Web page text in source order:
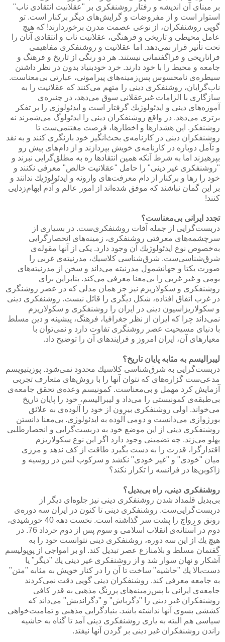
بر مبنای آن اندیشه و رفتار روشنفكری بر "عقلانیت انتقادی ناب"
استوار است و از مفروضات و گرایش‌های دیگر بركنار است. تو
گویی روشنفكران، از نوعی عصمت مدرن برخوردارند! كه هیچ
عامل محیطی و تاریخی و فرهنگی، عقلانیت ناب و انتقادی آنان را
تحت تأثیر قرار نمی‌دهد. اما عقلانیت و روشنفكری مفاهیمی
فراتاریخی و فراگفتمانی نیستند. هر دو رنگی از تاریخ و فرهنگ و
جامعه و محیط را با خود دارند. خرد خودبنیاد بدون در نظر داشتن
سیطره‌ی نامحسوس پس‌زمینه‌های پیرامونی، عبارتی بی‌معناست.
ناب‌گرایان، روشنفكری دینی را متهم می‌كنند كه عقلانیت را به
سازگاری با الزامات غیرعقلانی سوق می‌دهد، در چنبره‌ی
آموزه‌های دینی و ایدئولوژیك گرفتار است و ایدئولوژی را بر تفكر
برتری می‌دهد. در واقع روشنفكران دینی را ایدئولوگ می‌شمرند نه
روشنفكر. این هشدارها و اخطارها، فرصت مغتنمی‌ست تا
روشنفكران دینی در كارنامه‌ی بحث‌انگیز خود بازنگری كنند و به نقد
و تآمل دوباره در كارنامه‌ی خویش بپردازند و از دام‌های پیش رو
بپرهیزند اما به شرط آنكه همین انتقادها ره به مطلق‌گرایی نبرند و
"روشنفكری غیر دینی" را حامل "عقلانیت خالص" معرفی نكنند و
خود را رها و بركنار از دام معرفت‌های وارونه و ایدئولوژیك ندانند و
بر این گمان نباشند كه موفق شده‌اند از امور عالم و آدم ابهام‌زدایی
كنند!
تجدد ایرانی بی‌معناست؟
دربست‌گرایی از جمله آفات روشنفكری‌ست. در بسیاری از
سرچشمه‌های معرفتی روشنفكری، زمینه‌های انحصارگرایی
به‌خصوص نوع ایدئولوژیك آن وجود دارد. یكی از آنها مقوله‌ی
شرق‌شناسی‌ست. شرق‌شناسی كلاسیك، مدرنیته‌ی غربی را
صورت یكتا و جهانشمول مدرنیته می‌داند و سخن از مدرنیته‌های
بومی و غیر غربی را بی‌معنا معرفی می‌كند. بنابراین برای
روشنفكری و سكولاریزم نیز جز همان مدلی كه در عصر روشنگری
در غرب اتفاق افتاده، شكل دیگری را قائل نیست. روشنفكری دینی
و سكولاریزاسیون دینی در ایران را روشنفكری و سكولاریزم
نمی‌داند چرا كه ایران از نظر جغرافیا، فرهنگ، پیشینه و دین مسلط
با دنیای مسیحیت عصر روشنگری تفاوت دارد و نمی‌توان با
معیارهای آن، ایران امروز و فرایندهای آن را توضیح داد.
لیبرالیسم به مثابه پایان تاریخ؟
دربست‌گرایی به شرق‌شناسی كلاسیك محدود نمی‌شود. پوزیتیویسم
مدعی‌ست گزاره‌های كه نتوان آنها را با روش‌های متعارف تجربی
آزمایش كرد مهمل و بی‌معناست. كمونیسم وعده‌ی تحقق جامعه‌ی
بی‌طبقه‌ی كمونیستی را می‌داد و لیبرالیسم، خود را پایان تاریخ
می‌خواند. اولی روشنفكری بیرون از خود را آلوده‌ی به علائق
بورژوازی می‌دانست و دومی آلوده به ایدئولوژی. بی‌معنا دانستن
روشنفكری دینی از این موضع خود به دربست‌گرایی و انحصارطلبی
پهلو می‌زند. چه تضمینی وجود دارد اگر این نوع سكولاریزم
اقتدارگرا، قدرت را به دست بگیرد طاقت از كف ندهد و مرزی
میان "خودی" و "غیر خودی" نكشد و سركوب لنین در روسیه و
ژاكوبن‌ها در فرانسه را تكرار نكند؟
روشنفكری دینی، راه بی‌بدیل؟
بی‌بدیل قلمداد شدن روشنفكری دینی نیز جلوه‌ای دیگر از
دربست‌گرایی‌ست. روشنفكری دینی تا كنون در ایران سه دوره‌ی
رونق و رواج را پشت سر گذاشته است. نخست دهه 40 خورشیدی،
دوم در آستانه‌ی انقلاب اسلامی و سوم پس از دوم خرداد 76. در
هیچ یك از این سه دوره، روشنفكری دینی نتوانست خود را به
گفتمان مسلط و بلامنازع عصر تبدیل كند. او بر امواجی از پوپولیسم
آشكار و نهان سوار شد و از روشنفكری غیر دینی یك "دیگر" یا
دست‌بالا یك "حاشیه" ساخت تا آن را در كنار خویش به مثابه "متن"
به جامعه معرفی كند. روشنفكران دینی گویی دقت نمی‌كردند
جامعه‌ی ایرانی با پس‌زمینه‌های پررنگ مذهبی به قدر كافی
روشنفكران غیر دینی را "دگرباش" و "دگراندیش" می‌داند كه
كششی بسوی آنها نداشته باشد. بنیادگرایی مذهبی و تمامیت‌خواهی
سیاسی هم البته به یاری روشنفكری دینی آمد تا گناه به حاشیه
راندن روشنفكران غیر دینی بر گردن آنها نیفتد.